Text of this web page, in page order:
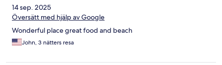
14 sep. 2025
Översätt med hjälp av Google
Wonderful place great food and beach
John, 3 nätters resa